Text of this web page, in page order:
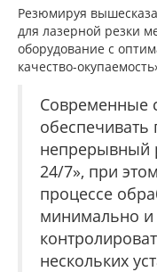
Резюмируя
для лазерной резки
оборудование с
качество-
Современные
обеспечивать
непрерывный
24/7», при
процессе
минимально и
нескольких